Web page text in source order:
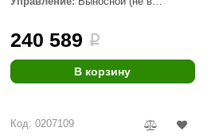
240 589 i
В корзину
Код: 0207109